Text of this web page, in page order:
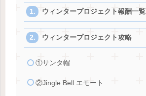
ウィンタープロジェクト報酬一覧
ウィンタープロジェクト攻略
①サンタ帽
②Jingle Bell エモート